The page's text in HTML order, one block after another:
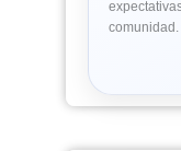
comunidad.